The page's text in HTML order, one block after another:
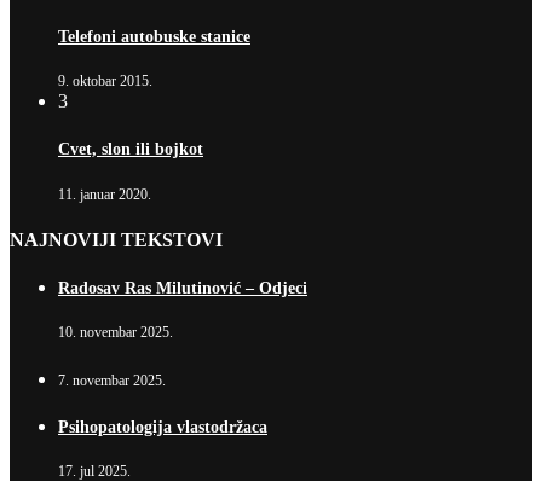
Telefoni autobuske stanice
9. oktobar 2015.
3
Cvet, slon ili bojkot
11. januar 2020.
NAJNOVIJI TEKSTOVI
Radosav Ras Milutinović – Odjeci
10. novembar 2025.
7. novembar 2025.
Psihopatologija vlastodržaca
17. jul 2025.